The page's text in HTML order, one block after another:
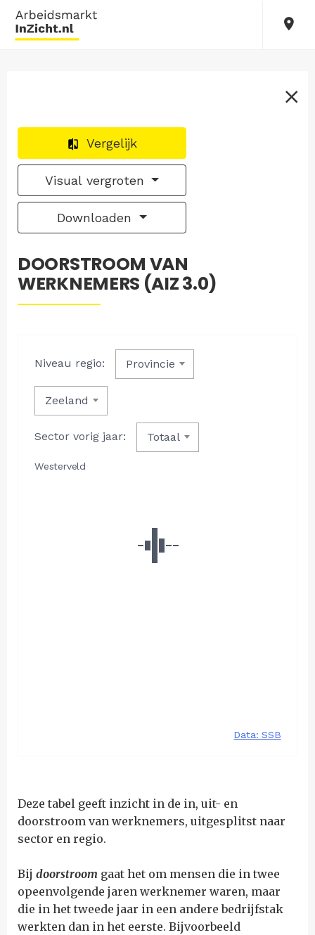
Vergelijk
Visual vergroten
Downloaden
DOORSTROOM VAN
WERKNEMERS (AIZ 3.0)
Deze tabel geeft inzicht in de in, uit- en
doorstroom van werknemers, uitgesplitst naar
sector en regio.
Bij doorstroom gaat het om mensen die in twee
opeenvolgende jaren werknemer waren, maar
die in het tweede jaar in een andere bedrijfstak
werkten dan in het eerste. Bijvoorbeeld